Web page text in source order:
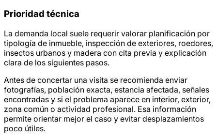
Prioridad técnica
La demanda local suele requerir valorar planificación por
tipología de inmueble, inspección de exteriores, roedores,
insectos urbanos y madera con cita previa y explicación
clara de los siguientes pasos.
Antes de concertar una visita se recomienda enviar
fotografías, población exacta, estancia afectada, señales
encontradas y si el problema aparece en interior, exterior,
zona común o actividad profesional. Esa información
permite orientar mejor el caso y evitar desplazamientos
poco útiles.